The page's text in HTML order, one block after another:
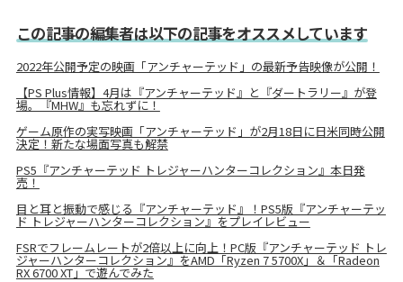
この記事の編集者は以下の記事をオススメしています
2022年公開予定の映画「アンチャーテッド」の最新予告映像が公開！
【PS Plus情報】4月は『アンチャーテッド』と『ダートラリー』が登
場。『MHW』も忘れずに！
ゲーム原作の実写映画「アンチャーテッド」が2月18日に日米同時公開
決定！新たな場面写真も解禁
PS5『アンチャーテッド トレジャーハンターコレクション』本日発
売！
目と耳と振動で感じる『アンチャーテッド』！PS5版『アンチャーテッ
ド トレジャーハンターコレクション』をプレイレビュー
FSRでフレームレートが2倍以上に向上！PC版『アンチャーテッド トレ
ジャーハンターコレクション』をAMD「Ryzen 7 5700X」＆「Radeon
RX 6700 XT」で遊んでみた